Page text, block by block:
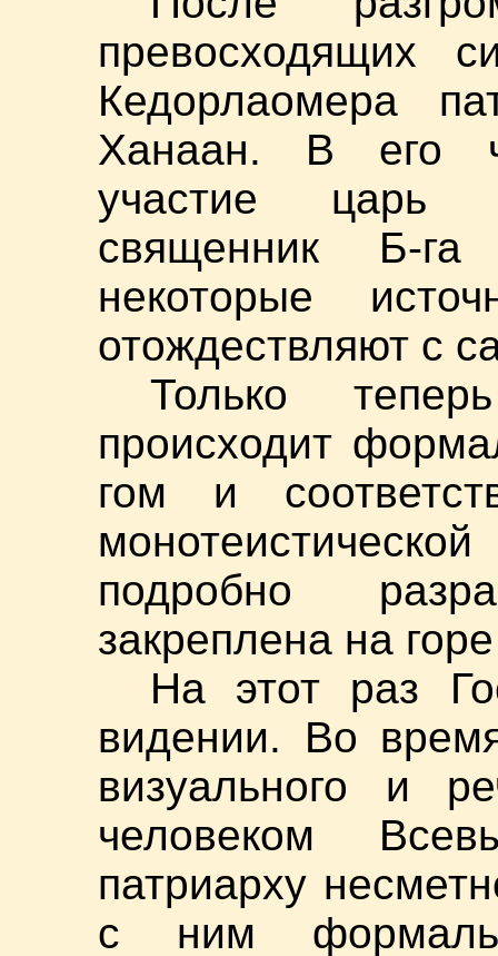
превосходящих
Кедорлаомера
Ханаан. В его
участие царь
священник Б-га
некоторые
отождествляют с
Только
происходит
гом и
подробно
закреплена на
На этот раз
видении. Во
визуального и
человеком
патриарху
с ним